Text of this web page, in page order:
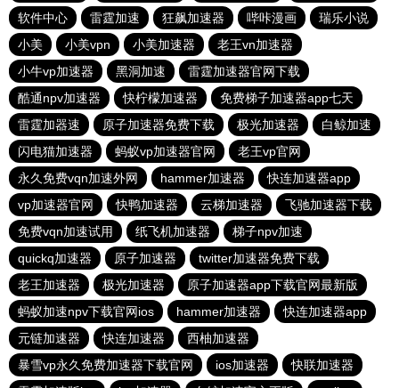
软件中心
雷霆加速 狂飙加速器 哔咔漫画
瑞乐小说
小美
小美vpn 小美加速器
老王vn加速器
小牛vp加速器
黑洞加速
雷霆加速器官网下载
酷通npv加速器
快柠檬加速器
免费梯子加速器app七天
雷霆加器速
原子加速器免费下载 极光加速器
白鲸加速
闪电猫加速器
蚂蚁vp加速器官网
老王vp官网
永久免费vqn加速外网
hammer加速器
快连加速器app
vp加速器官网
快鸭加速器 云梯加速器
飞驰加速器下载
免费vqn加速试用
纸飞机加速器
梯子npv加速
quickq加速器
原子加速器
twitter加速器免费下载
老王加速器
极光加速器
原子加速器app下载官网最新版
蚂蚁加速npv下载官网ios
hammer加速器
快连加速器app
元链加速器
快连加速器
西柚加速器
暴雪vp永久免费加速器下载官网
ios加速器
快联加速器